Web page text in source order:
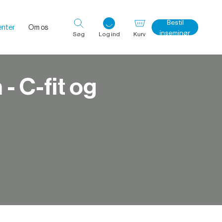
Om os
Søg Log ind
Log ind med det samme
Kurv
Bestil
inseminør
C-fit og